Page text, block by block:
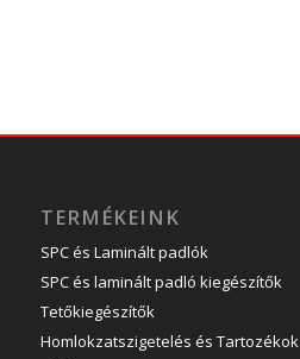
TERMÉKEINK
SPC és Laminált padlók
SPC és laminált padló kiegészítők
Tetőkiegészítők
Homlokzatszigetelés és Tartozékok